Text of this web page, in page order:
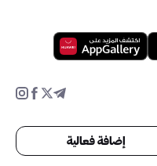
إضافة فعالية